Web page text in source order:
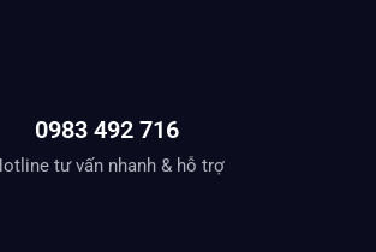
0983 492 716
tư vấn nhanh & hỗ trợ